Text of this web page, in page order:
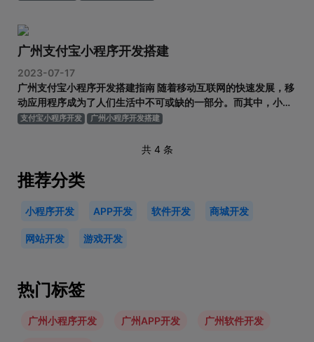
大的潜力和市场需求。本文将介绍广州住宿小程序开发搭建的相
关内容，帮助读者了
广州支付宝小程序开发搭建
2023-07-17
广州支付宝小程序开发搭建指南 随着移动互联网的快速发展，移
动应用程序成为了人们生活中不可或缺的一部分。而其中，小程
序作为一种新型的应用形式，备受关注。在中国，支付宝小程序
支付宝小程序开发搭建的方法和步骤。 一、注册支付宝开发者账
支付宝小程序开发 广州小程序开发搭建
共 4 条
推荐分类
小程序开发 APP开发 软件开发 商城开发
网站开发 游戏开发
热门标签
广州小程序开发 广州APP开发 广州软件开发